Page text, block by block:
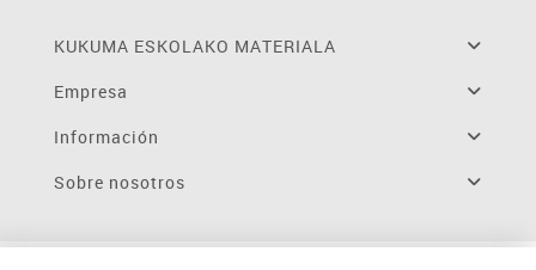
KUKUMA ESKOLAKO MATERIALA
Empresa
Información
Sobre nosotros